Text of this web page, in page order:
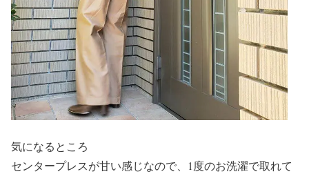
気になるところ
センタープレスが甘い感じなので、1度のお洗濯で取れて